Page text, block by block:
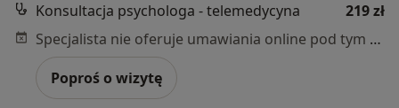
Konsultacja psychologa - telemedycyna
219 zł
Specjalista nie oferuje umawiania online pod tym adresem.
Poproś o wizytę